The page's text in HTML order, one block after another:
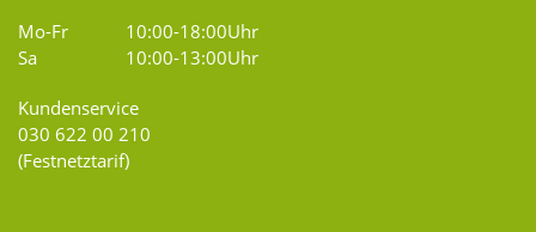
Mo-Fr
10:00-18:00Uhr
Sa
10:00-13:00Uhr
Kundenservice
030 622 00 210
(Festnetztarif)